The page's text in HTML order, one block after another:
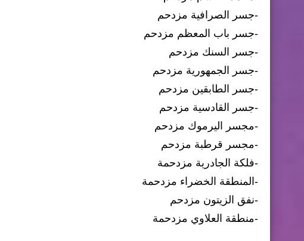
-جسر الصرافية مزدحم
-جسر باب المعظم مزدحم
-جسر السنك مزدحم
-جسر الجمهورية مزدحم
-جسر الطابقين مزدحم
-جسر القادسية مزدحم
-مجسر اليرموك مزدحم
-مجسر قرطبة مزدحم
-فلكة الجادرية مزدحمة
-المنطقة الخضراء مزدحمة
-نفق الزيتون مزدحم
-منطقة العلاوي مزدحمة